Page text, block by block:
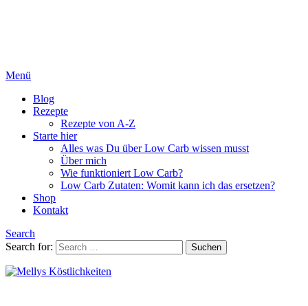
Menü
Blog
Rezepte
Rezepte von A-Z
Starte hier
Alles was Du über Low Carb wissen musst
Über mich
Wie funktioniert Low Carb?
Low Carb Zutaten: Womit kann ich das ersetzen?
Shop
Kontakt
Search
Search for:
Suchen